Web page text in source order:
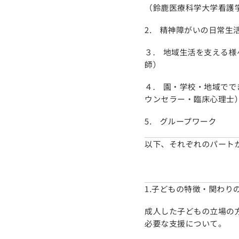
（鈴鹿医療科学大学看護
2. 精神障がいの日常生
３. 地域生活を支える
師）
４. 園・学校・地域で
ウンセラー・臨床心理士）
5. グループワーク
以下、それぞれのパート
1.子どもの特徴・関わり
成人した子どもの立場の
必要な支援について。